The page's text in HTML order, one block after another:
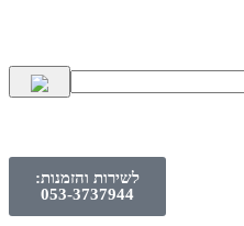
לשירות והזמנות:
053-3737944